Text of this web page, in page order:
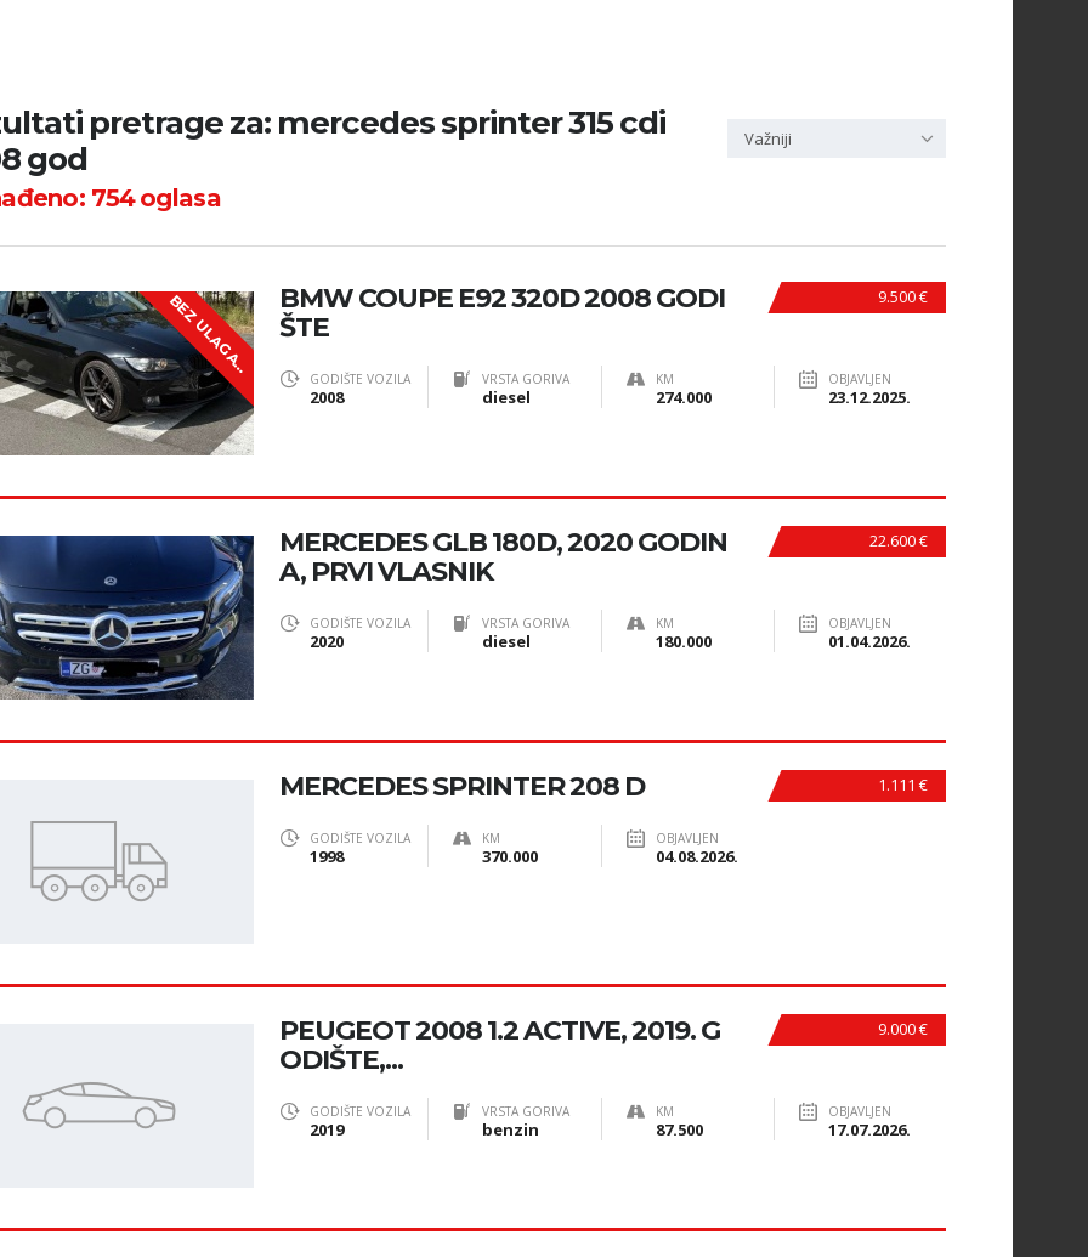
pretrage za: mercedes sprinter 315 cdi
god
754oglasa
Važniji
B
E
Z
U
L
A
G
A
N
J
A
!
9.500 €
BMW COUPE E92 320D 2008 GODI
ŠTE
GODIŠTE VOZILA
2008
VRSTA GORIVA
diesel
KM
274.000
OBJAVLJEN
23.12.2025.
22.600 €
MERCEDES GLB 180D, 2020 GODIN
A, PRVI VLASNIK
GODIŠTE VOZILA
2020
VRSTA GORIVA
diesel
KM
180.000
OBJAVLJEN
01.04.2026.
1.111 €
MERCEDES SPRINTER 208 D
GODIŠTE VOZILA
1998
KM
370.000
OBJAVLJEN
04.08.2026.
9.000 €
PEUGEOT 2008 1.2 ACTIVE, 2019. G
ODIŠTE,...
GODIŠTE VOZILA
2019
VRSTA GORIVA
benzin
KM
87.500
OBJAVLJEN
17.07.2026.